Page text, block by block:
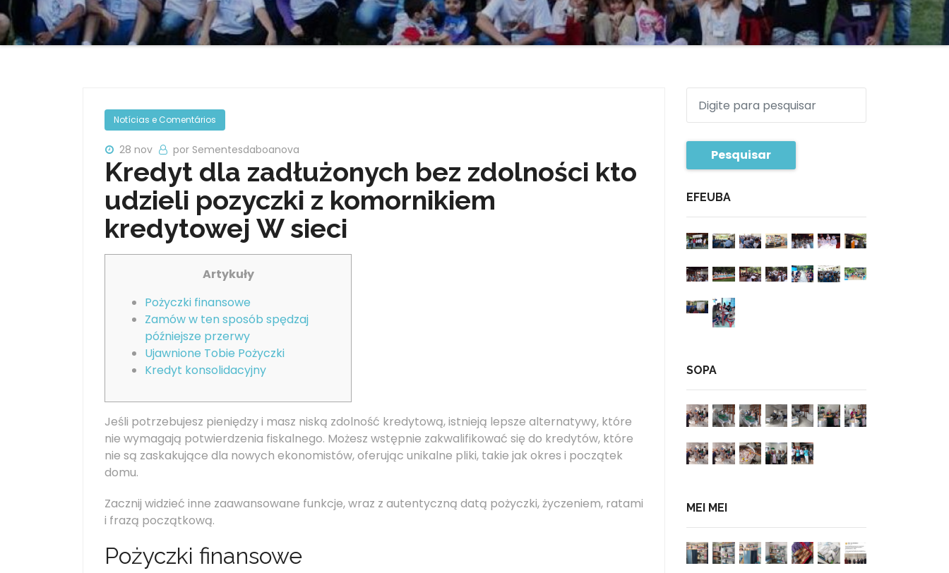
Notícias e Comentários
28 nov por Sementesdaboanova
Kredyt dla zadłużonych bez zdolności kto
udzieli pozyczki z komornikiem
kredytowej W sieci
Artykuły
Pożyczki finansowe
Zamów w ten sposób spędzaj
późniejsze przerwy
Ujawnione Tobie Pożyczki
Kredyt konsolidacyjny
Jeśli potrzebujesz pieniędzy i masz niską zdolność kredytową, istnieją lepsze alternatywy, które
nie wymagają potwierdzenia fiskalnego. Możesz wstępnie zakwalifikować się do kredytów, które
nie są zaskakujące dla nowych ekonomistów, oferując unikalne pliki, takie jak okres i początek
domu.
Zacznij widzieć inne zaawansowane funkcje, wraz z autentyczną datą pożyczki, życzeniem, ratami
i frazą początkową.
Pożyczki finansowe
Pesquisar
EFEUBA
SOPA
MEI MEI